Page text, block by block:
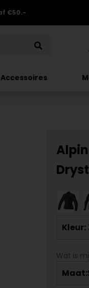
€50.-
Accessoires
Kleur:
Wat is
Maat: